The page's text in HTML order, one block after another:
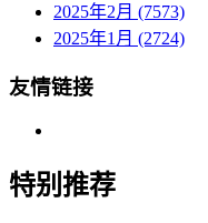
2025年2月 (7573)
2025年1月 (2724)
友情链接
特别推荐